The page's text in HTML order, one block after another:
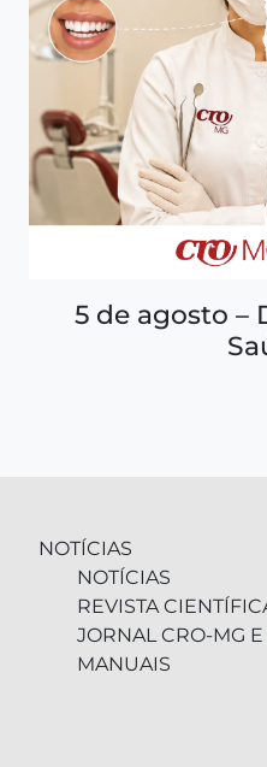
5 de agosto –
NOTÍCIAS
NOTÍCIAS
REVISTA
JORNAL CRO-MG E
MANUAIS